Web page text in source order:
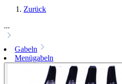
Zurück
...
Gabeln
Menügabeln